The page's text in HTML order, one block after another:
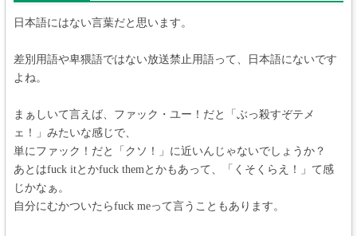
日本語にはない言葉だと思います。
差別用語や卑猥語ではない放送禁止用語って、日本語にないです
よね。
まぁしいて言えば、ファック・ユー！だと「ぶっ殺すぞテメ
ェ！」みたいな感じで、
単にファック！だと「クソ！」に近いんじゃないでしょうか？
あとはfuck itとかfuck themとかもあって、「くそくらえ！」て感
じかなぁ。
自分にむかついたらfuck meって言うこともあります。